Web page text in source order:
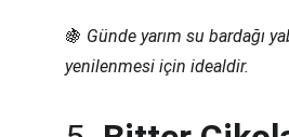
🍇 Günde yarım su bardağı
yenilenmesi için idealdir.